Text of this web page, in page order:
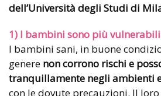
dell’Università degli Studi di
1) I bambini sono più
I bambini sani, in buone
genere non corrono rischi e
tranquillamente negli ambienti
con le dovute precauzioni. Il